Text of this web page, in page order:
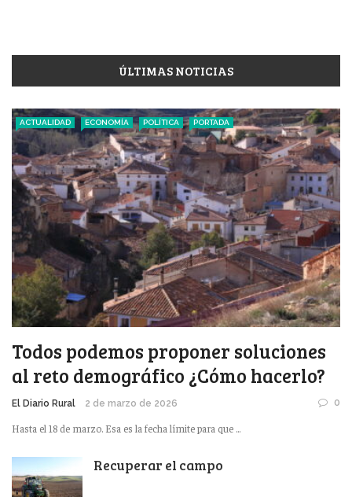
ÚLTIMAS NOTICIAS
ACTUALIDAD ECONOMÍA POLÍTICA PORTADA
Todos podemos proponer soluciones
al reto demográfico ¿Cómo hacerlo?
El Diario Rural 2 de marzo de 2026 0
Hasta el 18 de marzo. Esa es la fecha límite para que ...
Recuperar el campo